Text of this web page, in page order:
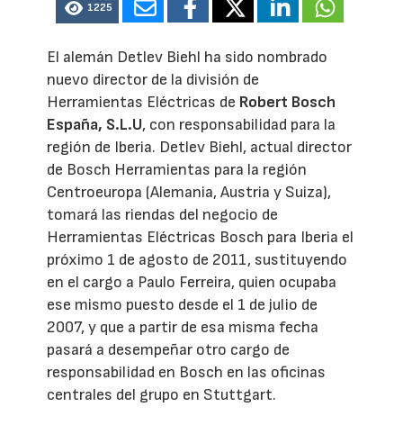
1225
El alemán Detlev Biehl ha sido nombrado
nuevo director de la división de
Herramientas Eléctricas de Robert Bosch
España, S.L.U, con responsabilidad para la
región de Iberia. Detlev Biehl, actual director
de Bosch Herramientas para la región
Centroeuropa (Alemania, Austria y Suiza),
tomará las riendas del negocio de
Herramientas Eléctricas Bosch para Iberia el
próximo 1 de agosto de 2011, sustituyendo
en el cargo a Paulo Ferreira, quien ocupaba
ese mismo puesto desde el 1 de julio de
2007, y que a partir de esa misma fecha
pasará a desempeñar otro cargo de
responsabilidad en Bosch en las oficinas
centrales del grupo en Stuttgart.